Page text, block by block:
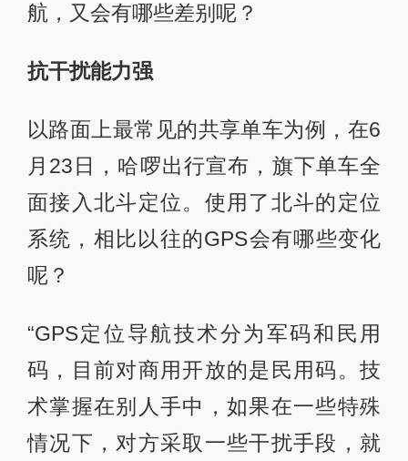
航，又会有哪些差别呢？
抗干扰能力强
以路面上最常见的共享单车为例，在6
月23日，哈啰出行宣布，旗下单车全
面接入北斗定位。使用了北斗的定位
系统，相比以往的GPS会有哪些变化
呢？
“GPS定位导航技术分为军码和民用
码，目前对商用开放的是民用码。技
术掌握在别人手中，如果在一些特殊
情况下，对方采取一些干扰手段，就